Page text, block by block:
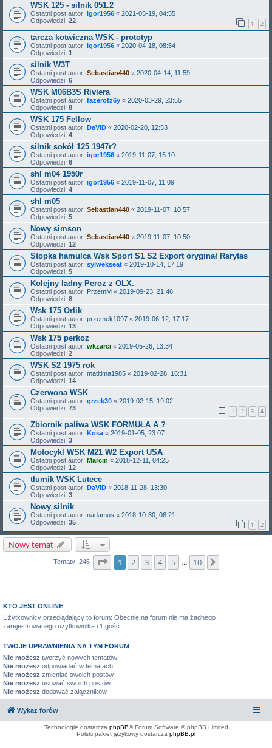
WSK 125 - silnik 051.2
Ostatni post autor: igor1956 « 2021-05-19, 04:55
Odpowiedzi: 22 1 2
tarcza kotwiczna WSK - prototyp
Ostatni post autor: igor1956 « 2020-04-18, 08:54
Odpowiedzi: 1
silnik W3T
Ostatni post autor: Sebastian440 « 2020-04-14, 11:59
Odpowiedzi: 6
WSK M06B3S Riviera
Ostatni post autor: fazerofz6y « 2020-03-29, 23:55
Odpowiedzi: 8
WSK 175 Fellow
Ostatni post autor: DaViD « 2020-02-20, 12:53
Odpowiedzi: 4
silnik sokół 125 1947r?
Ostatni post autor: igor1956 « 2019-11-07, 15:10
Odpowiedzi: 6
shl m04 1950r
Ostatni post autor: igor1956 « 2019-11-07, 11:09
Odpowiedzi: 4
shl m05
Ostatni post autor: Sebastian440 « 2019-11-07, 10:57
Odpowiedzi: 5
Nowy simson
Ostatni post autor: Sebastian440 « 2019-11-07, 10:50
Odpowiedzi: 12
Stopka hamulca Wsk Sport S1 S2 Export oryginał Rarytas
Ostatni post autor: sylwekseat « 2019-10-14, 17:19
Odpowiedzi: 5
Kolejny ladny Peroz z OLX.
Ostatni post autor: PrzemM « 2019-09-23, 21:46
Odpowiedzi: 8
Wsk 175 Orlik
Ostatni post autor: przemek1097 « 2019-06-12, 17:17
Odpowiedzi: 13
Wsk 175 perkoz
Ostatni post autor: wkzarci « 2019-05-26, 13:34
Odpowiedzi: 2
WSK S2 1975 rok
Ostatni post autor: matitima1985 « 2019-02-28, 16:31
Odpowiedzi: 14
Czerwona WSK
Ostatni post autor: grzek30 « 2019-02-15, 19:02
Odpowiedzi: 73 1 2 3 4
Zbiornik paliwa WSK FORMUŁA A ?
Ostatni post autor: Kosa « 2019-01-05, 23:07
Odpowiedzi: 3
Motocykl WSK M21 W2 Export USA
Ostatni post autor: Marcin « 2018-12-11, 04:25
Odpowiedzi: 12
tłumik WSK Lutece
Ostatni post autor: DaViD « 2018-11-28, 13:30
Odpowiedzi: 3
Nowy silnik
Ostatni post autor: nadamus « 2018-10-30, 06:21
Odpowiedzi: 35 1 2
Nowy temat
Tematy: 246 Strona1 z10
1 2 3 4 5 10
KTO JEST ONLINE
Użytkownicy przeglądający to forum: Obecnie na forum nie ma żadnego
zarejestrowanego użytkownika i 1 gość
TWOJE UPRAWNIENIA NA TYM FORUM
Nie możesz tworzyć nowych tematów
Nie możesz odpowiadać w tematach
Nie możesz zmieniać swoich postów
Nie możesz usuwać swoich postów
Nie możesz dodawać załączników
Wykaz forów
Technologię dostarcza phpBB® Forum Software © phpBB Limited
Polski pakiet językowy dostarcza phpBB.pl